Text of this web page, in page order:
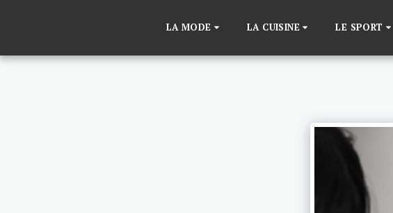
LA MODE LA CUISINE LE SPORT